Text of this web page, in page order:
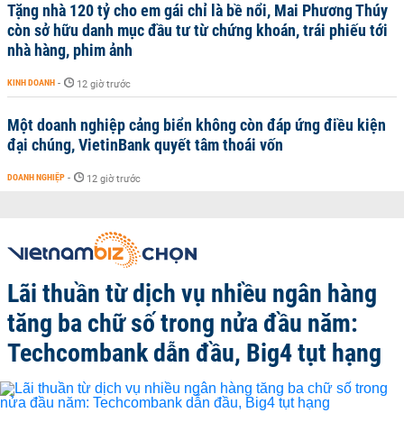
Tặng nhà 120 tỷ cho em gái chỉ là bề nổi, Mai Phương Thúy
còn sở hữu danh mục đầu tư từ chứng khoán, trái phiếu tới
nhà hàng, phim ảnh
KINH DOANH - 12 giờ trước
Một doanh nghiệp cảng biển không còn đáp ứng điều kiện
đại chúng, VietinBank quyết tâm thoái vốn
DOANH NGHIỆP - 12 giờ trước
Lãi thuần từ dịch vụ nhiều ngân hàng
tăng ba chữ số trong nửa đầu năm:
Techcombank dẫn đầu, Big4 tụt hạng